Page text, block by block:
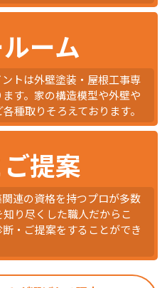
ーム
トは外壁塗装・屋根工事専
す。家の構造模型や外壁や
種取りそろえております。
提案
連の資格を持つプロが多数
り尽くした職人だからこ
・ご提案をすることができ